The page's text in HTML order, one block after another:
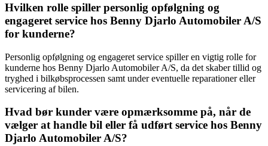
Hvilken rolle spiller personlig opfølgning og
engageret service hos Benny Djarlo Automobiler A/S
for kunderne?
Personlig opfølgning og engageret service spiller en vigtig rolle for
kunderne hos Benny Djarlo Automobiler A/S, da det skaber tillid og
tryghed i bilkøbsprocessen samt under eventuelle reparationer eller
servicering af bilen.
Hvad bør kunder være opmærksomme på, når de
vælger at handle bil eller få udført service hos Benny
Djarlo Automobiler A/S?